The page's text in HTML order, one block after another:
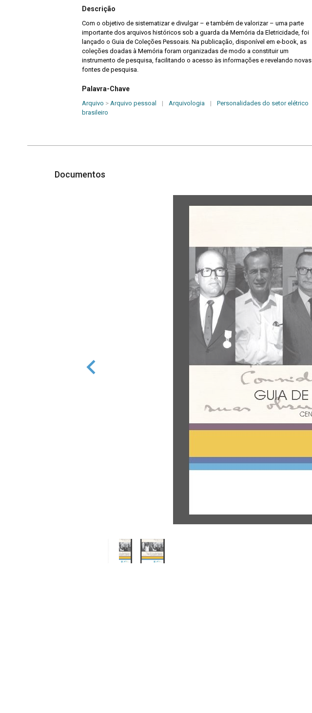
Descrição
Com o objetivo de sistematizar e divulgar – e também de valorizar – uma parte
importante dos arquivos históricos sob a guarda da Memória da Eletricidade, foi
lançado o Guia de Coleções Pessoais. Na publicação, disponível em e-book, as
coleções doadas à Memória foram organizadas de modo a constituir um
instrumento de pesquisa, facilitando o acesso às informações e revelando novas
fontes de pesquisa.
Palavra-Chave
Arquivo > Arquivo pessoal | Arquivologia |
Personalidades do setor elétrico
brasileiro
Documentos